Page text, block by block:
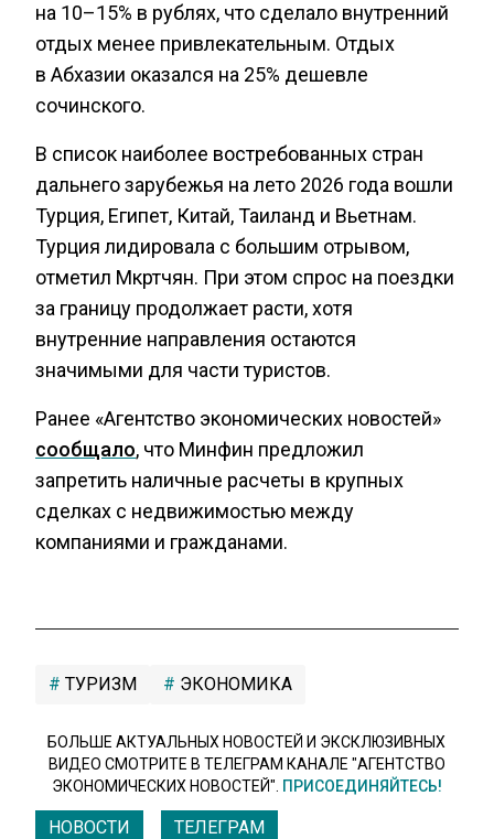
на 10–15% в рублях, что сделало внутренний
отдых менее привлекательным. Отдых
в Абхазии оказался на 25% дешевле
сочинского.
В список наиболее востребованных стран
дальнего зарубежья на лето 2026 года вошли
Турция, Египет, Китай, Таиланд и Вьетнам.
Турция лидировала с большим отрывом,
отметил Мкртчян. При этом спрос на поездки
за границу продолжает расти, хотя
внутренние направления остаются
значимыми для части туристов.
Ранее «Агентство экономических новостей»
сообщало, что Минфин предложил
запретить наличные расчеты в крупных
сделках с недвижимостью между
компаниями и гражданами.
ТУРИЗМ ЭКОНОМИКА
БОЛЬШЕ АКТУАЛЬНЫХ НОВОСТЕЙ И ЭКСКЛЮЗИВНЫХ
ВИДЕО СМОТРИТЕ В ТЕЛЕГРАМ КАНАЛЕ "АГЕНТСТВО
ЭКОНОМИЧЕСКИХ НОВОСТЕЙ". ПРИСОЕДИНЯЙТЕСЬ!
НОВОСТИ ТЕЛЕГРАМ